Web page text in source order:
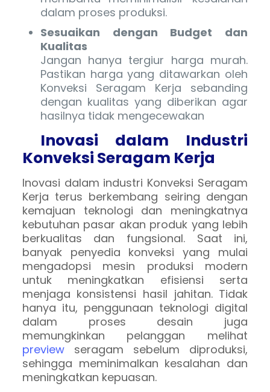
dalam proses produksi.
Sesuaikan dengan Budget dan
Kualitas
Jangan hanya tergiur harga murah.
Pastikan harga yang ditawarkan oleh
Konveksi Seragam Kerja sebanding
dengan kualitas yang diberikan agar
hasilnya tidak mengecewakan
Inovasi dalam Industri
Konveksi Seragam Kerja
Inovasi dalam industri Konveksi Seragam
Kerja terus berkembang seiring dengan
kemajuan teknologi dan meningkatnya
kebutuhan pasar akan produk yang lebih
berkualitas dan fungsional. Saat ini,
banyak penyedia konveksi yang mulai
mengadopsi mesin produksi modern
untuk meningkatkan efisiensi serta
menjaga konsistensi hasil jahitan. Tidak
hanya itu, penggunaan teknologi digital
dalam proses desain juga
memungkinkan pelanggan melihat
previewseragam sebelum diproduksi,
sehingga meminimalkan kesalahan dan
meningkatkan kepuasan.